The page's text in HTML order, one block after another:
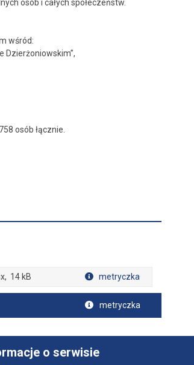
osób i całych społeczeństw.
wśród:
Dzierżoniowskim”,
osób łącznie.
14 kB metryczka
metryczka
o serwisie